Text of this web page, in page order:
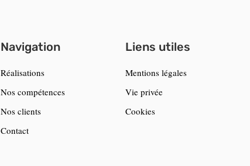
Navigation
Réalisations
Nos compétences
Nos clients
Contact
Liens utiles
Mentions légales
Vie privée
Cookies